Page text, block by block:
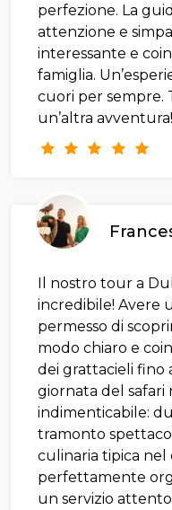
perfezione. La
attenzione e
interessante e
famiglia.
cuori per sempre.
un’altra
Il nostro tour a
incredibile! Avere
permesso di
modo chiaro e
dei grattacieli fino
giornata del safari
indimenticabile:
tramonto
culinaria tipica
perfettamente
un servizio